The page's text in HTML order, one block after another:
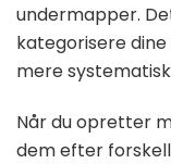
undermapper.
kategorisere
mere
Når du opretter
dem efter